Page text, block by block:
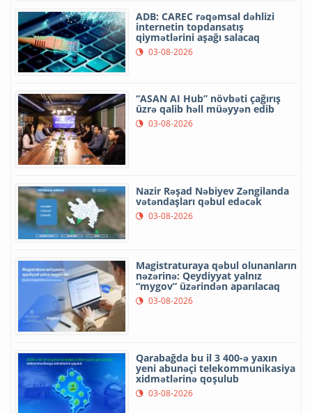
ADB: CAREC rəqəmsal dəhlizi
internetin topdansatış
qiymətlərini aşağı salacaq
03-08-2026
“ASAN AI Hub” növbəti çağırış
üzrə qalib həll müəyyən edib
03-08-2026
Nazir Rəşad Nəbiyev Zəngilanda
vətəndaşları qəbul edəcək
03-08-2026
Magistraturaya qəbul olunanların
nəzərinə: Qeydiyyat yalnız
“mygov” üzərindən aparılacaq
03-08-2026
Qarabağda bu il 3 400-ə yaxın
yeni abunəçi telekommunikasiya
xidmətlərinə qoşulub
03-08-2026